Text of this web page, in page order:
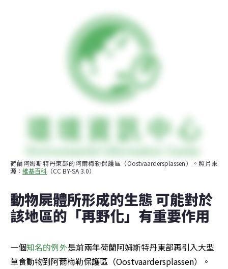
荷蘭阿姆斯特丹東部的阿爾梅勒保護區（Oostvaardersplassen）。照片來
源： 維基百科 （CC BY-SA 3.0）
動物屍體所形成的生態 可能對於
該地區的「再野化」有重要作用
一個知名的例外是前兩年荷蘭阿姆斯特丹東部再引入大型
草食動物到阿爾梅勒保護區（Oostvaardersplassen）。